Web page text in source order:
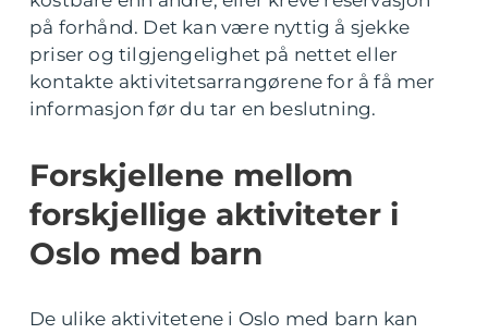
på forhånd. Det kan være nyttig å sjekke
priser og tilgjengelighet på nettet eller
kontakte aktivitetsarrangørene for å få mer
informasjon før du tar en beslutning.
Forskjellene mellom
forskjellige aktiviteter i
Oslo med barn
De ulike aktivitetene i Oslo med barn kan